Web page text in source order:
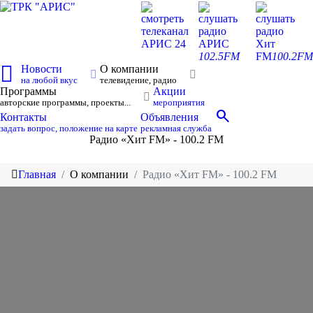
смотреть
телеканал
АРИС 24
слушать
радио
АРИС
102.5FM
слушать
радио
Хит
FM100.2FM
Новости
на любой вкус
О компании
телевидение, радио
Программы
авторские программы, проекты...
Акции
мероприятия
Контакты
задать вопрос, положение на карте
Объявления
рекламная служба
search
Радио «Хит FM» - 100.2 FM
Главная О компании Радио «Хит FM» - 100.2 FM